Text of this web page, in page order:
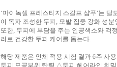
‘마이녹셀 프레스티지 스칼프 샴푸’는 탈
이 독자 조성한 두피, 모발 집중 강화 성
또한, 두피에 부담을 주는 인공색소와 걱
러로 건강한 두피 케어를 돕는다.
해당 제품은 인체 적용 시험 결과 6주 사
두피 모공부위 탄력 △두피 헤어라인 치